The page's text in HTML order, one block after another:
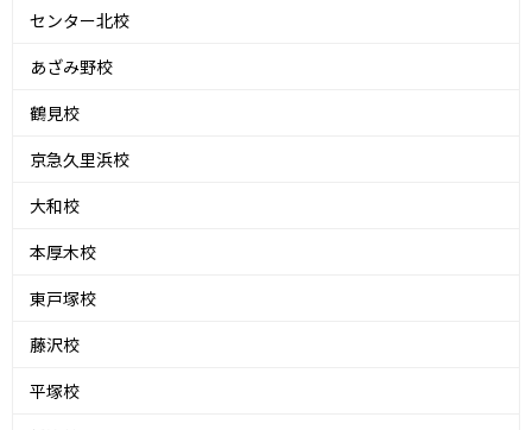
センター北校
あざみ野校
鶴見校
京急久里浜校
大和校
本厚木校
東戸塚校
藤沢校
平塚校